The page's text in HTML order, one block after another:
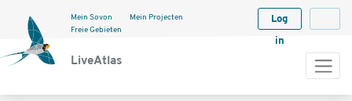
LiveAtlas
Mein Sovon
Mein Projecten
Freie Gebieten
Log
in